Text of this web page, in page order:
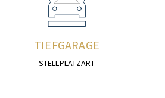
TIEFGARAGE
STELLPLATZART